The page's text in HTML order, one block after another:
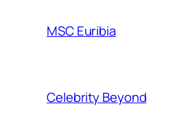
MSC Euribia
Celebrity Beyond